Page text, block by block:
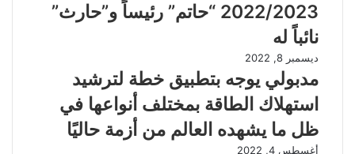
2022/2023 “حاتم” رئيساً و”حارث”
نائباً له
ديسمبر 8, 2022
مدبولي يوجه بتطبيق خطة لترشيد
استهلاك الطاقة بمختلف أنواعها في
ظل ما يشهده العالم من أزمة حاليًا
أغسطس 4, 2022